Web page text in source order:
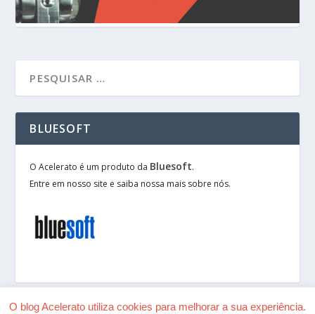
BLUESOFT
O Acelerato é um produto da Bluesoft.
Entre em nosso site e saiba nossa mais sobre nós.
O blog Acelerato utiliza cookies para melhorar a sua experiência.